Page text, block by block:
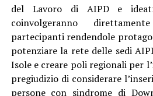
del Lavoro di AIPD e
coinvolgeranno
partecipanti rendendole
potenziare la rete delle sedi
Isole e creare poli regionali per
pregiudizio di considerare
persone con sindrome di